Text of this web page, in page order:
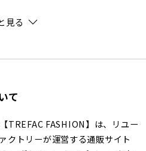
見る
て
TREFAC FASHION】は、リユー
クトリーが運営する通販サイト